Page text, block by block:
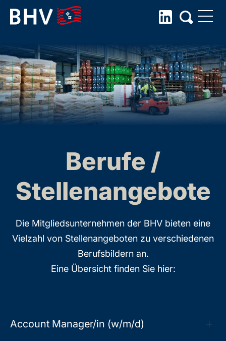
to
the
content
Berufe /
Stellenangebote
Die Mitgliedsunternehmen der BHV bieten eine
Vielzahl von Stellenangeboten zu verschiedenen
Berufsbildern an.
Eine Übersicht finden Sie hier:
Account Manager/in (w/m/d)